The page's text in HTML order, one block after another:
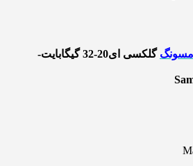
گلکسی ای20-32 گیگابایت-